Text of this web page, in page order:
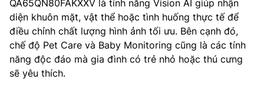
QA65QN80FAKXXV là tính năng Vision AI giúp nhận
diện khuôn mặt, vật thể hoặc tình huống thực tế để
điều chỉnh chất lượng hình ảnh tối ưu. Bên cạnh đó,
chế độ Pet Care và Baby Monitoring cũng là các tính
năng độc đáo mà gia đình có trẻ nhỏ hoặc thú cưng
sẽ yêu thích.